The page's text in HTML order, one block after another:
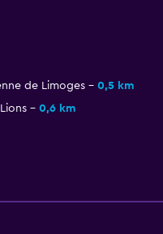
de Limoges
0,5 km
0,6 km